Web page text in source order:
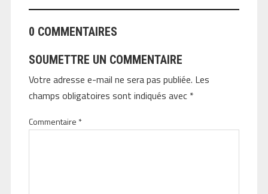
0 COMMENTAIRES
SOUMETTRE UN COMMENTAIRE
Votre adresse e-mail ne sera pas publiée. Les
champs obligatoires sont indiqués avec *
Commentaire *